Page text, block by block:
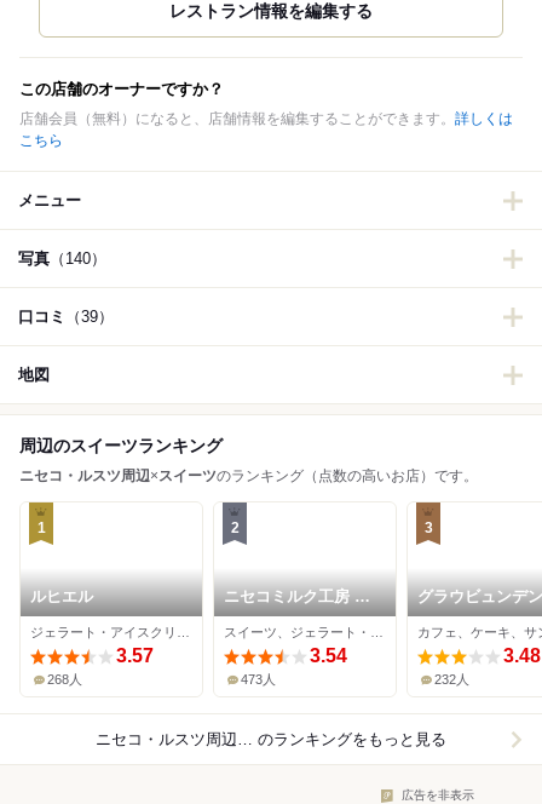
この店舗のオーナーですか？
店舗会員（無料）になると、店舗情報を編集することができます。 詳しくは
こちら
メニュー
写真 （140）
口コミ （39）
地図
周辺のスイーツランキング
ニセコ・ルスツ周辺×スイーツのランキング（点数の高いお店）です。
1
ルヒエル
3.57
268人
2
ニセコミルク工房 高
橋牧場
3.54
473人
3
グラウビュンデン
3.48
232人
ニセコ・ルスツ周辺×スイーツ のランキングをもっと見る
広告を非表示